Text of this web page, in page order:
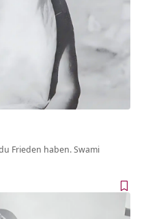
Frieden haben. Swami